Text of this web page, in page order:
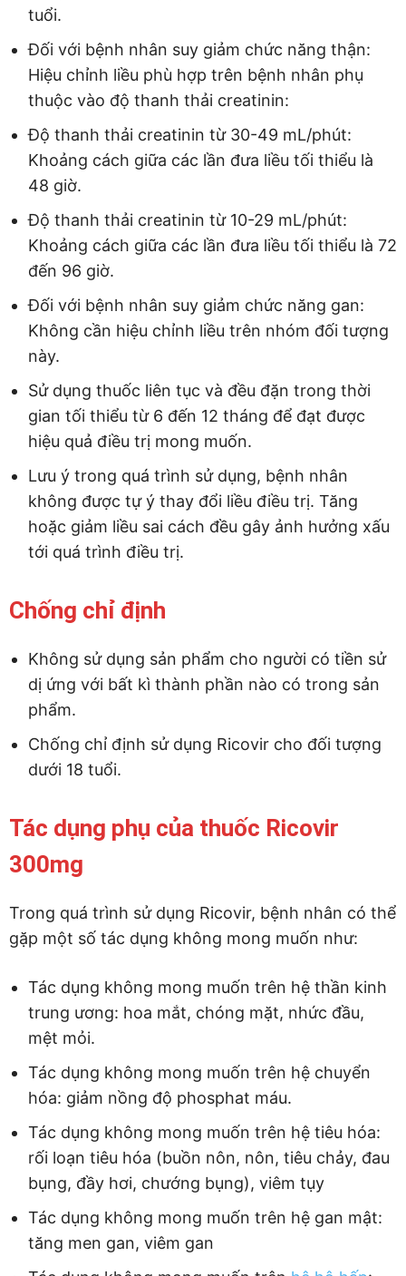
tuổi.
Đối với bệnh nhân suy giảm chức năng thận:
Hiệu chỉnh liều phù hợp trên bệnh nhân phụ
thuộc vào độ thanh thải creatinin:
Độ thanh thải creatinin từ 30-49 mL/phút:
Khoảng cách giữa các lần đưa liều tối thiểu là
48 giờ.
Độ thanh thải creatinin từ 10-29 mL/phút:
Khoảng cách giữa các lần đưa liều tối thiểu là 72
đến 96 giờ.
Đối với bệnh nhân suy giảm chức năng gan:
Không cần hiệu chỉnh liều trên nhóm đối tượng
này.
Sử dụng thuốc liên tục và đều đặn trong thời
gian tối thiểu từ 6 đến 12 tháng để đạt được
hiệu quả điều trị mong muốn.
Lưu ý trong quá trình sử dụng, bệnh nhân
không được tự ý thay đổi liều điều trị. Tăng
hoặc giảm liều sai cách đều gây ảnh hưởng xấu
tới quá trình điều trị.
Chống chỉ định
Không sử dụng sản phẩm cho người có tiền sử
dị ứng với bất kì thành phần nào có trong sản
phẩm.
Chống chỉ định sử dụng Ricovir cho đối tượng
dưới 18 tuổi.
Tác dụng phụ của thuốc Ricovir
300mg
Trong quá trình sử dụng Ricovir, bệnh nhân có thể
gặp một số tác dụng không mong muốn như:
Tác dụng không mong muốn trên hệ thần kinh
trung ương: hoa mắt, chóng mặt, nhức đầu,
mệt mỏi.
Tác dụng không mong muốn trên hệ chuyển
hóa: giảm nồng độ phosphat máu.
Tác dụng không mong muốn trên hệ tiêu hóa:
rối loạn tiêu hóa (buồn nôn, nôn, tiêu chảy, đau
bụng, đầy hơi, chướng bụng), viêm tụy
Tác dụng không mong muốn trên hệ gan mật:
tăng men gan, viêm gan